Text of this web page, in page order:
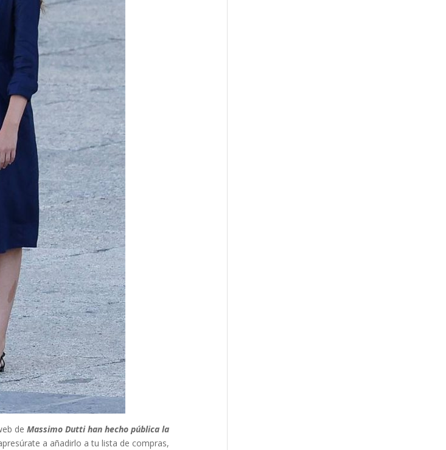
deMassimo Dutti han hecho pública la
a añadirlo a tu lista de compras,